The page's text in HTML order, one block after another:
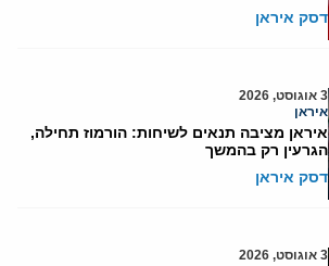
דסק איראן
3 אוגוסט, 2026
איראן
איראן מציבה תנאים לשיחות: הורמוז תחילה,
הגרעין רק בהמשך
דסק איראן
3 אוגוסט, 2026